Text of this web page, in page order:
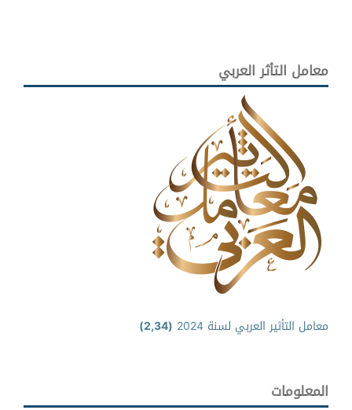
معامل التأثر العربي
معامل التأثير العربي لسنة 2024 (2,34)
المعلومات